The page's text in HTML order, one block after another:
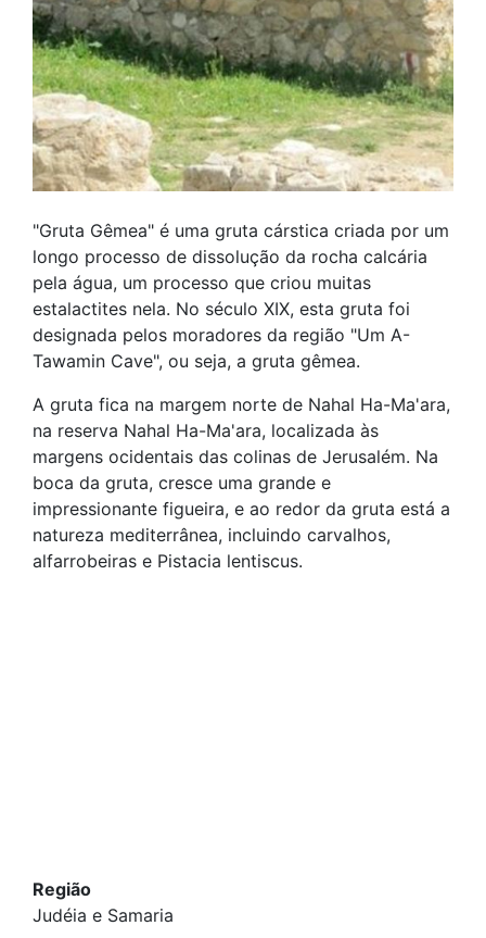
"Gruta Gêmea" é uma gruta cárstica criada por um
longo processo de dissolução da rocha calcária
pela água, um processo que criou muitas
estalactites nela. No século XIX, esta gruta foi
designada pelos moradores da região "Um A-
Tawamin Cave", ou seja, a gruta gêmea.
A gruta fica na margem norte de Nahal Ha-Ma'ara,
na reserva Nahal Ha-Ma'ara, localizada às
margens ocidentais das colinas de Jerusalém. Na
boca da gruta, cresce uma grande e
impressionante figueira, e ao redor da gruta está a
natureza mediterrânea, incluindo carvalhos,
alfarrobeiras e Pistacia lentiscus.
Região
Judéia e Samaria